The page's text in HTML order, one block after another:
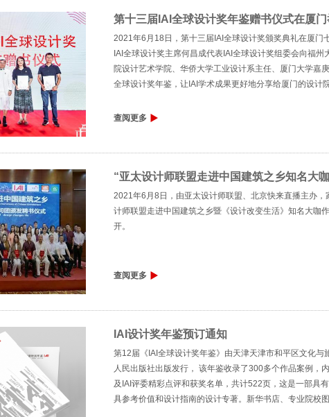
第十三届IAI全球设计奖年鉴赠书仪式在厦
2021年6月18日，第十三届IAI全球设计奖颁奖典礼在厦门
IAI全球设计奖主席何昌成代表IAI全球设计奖组委会向福
院设计艺术学院、华侨大学工业设计系主任、厦门大学嘉
全球设计奖年鉴，让IAI学术成果更好地分享给厦门的设计
新平台。
查阅更多
“亚太设计师联盟走进中国建筑之乡知名大
2021年6月8日，由亚太设计师联盟、北京快来直播主办
计师联盟走进中国建筑之乡暨《设计改变生活》知名大咖
开。
查阅更多
IAI设计奖年鉴预订通知
第12届《IAI全球设计奖年鉴》由天津天津市和平区文化与
人民出版社出版发行， 该年鉴收录了300多个作品案例，
及IAI评委精彩点评和获奖名单，共计522页，这是一部具
具参考价值和设计指南的设计专著。新华书店、专业院校